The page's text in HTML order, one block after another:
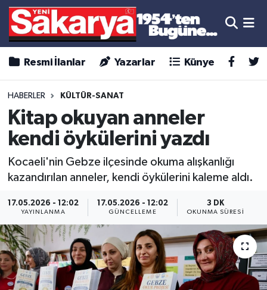
Resmi İlanlar Yazarlar Künye
HABERLER KÜLTÜR-SANAT
Kitap okuyan anneler
kendi öykülerini yazdı
Kocaeli'nin Gebze ilçesinde okuma alışkanlığı
kazandırılan anneler, kendi öykülerini kaleme aldı.
17.05.2026 - 12:02
YAYINLANMA
17.05.2026 - 12:02
GÜNCELLEME
3 DK
OKUNMA SÜRESI